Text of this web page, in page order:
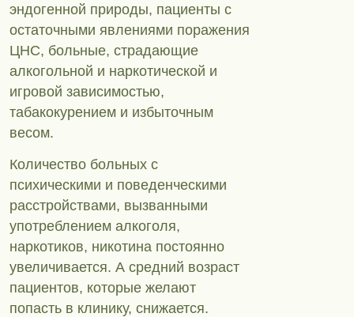
эндогенной природы, пациенты с
остаточными явлениями поражения
ЦНС, больные, страдающие
алкогольной и наркотической и
игровой зависимостью,
табакокурением и избыточным
весом.
Количество больных с
психическими и поведенческими
расстройствами, вызванными
употреблением алкоголя,
наркотиков, никотина постоянно
увеличивается. А средний возраст
пациентов, которые желают
попасть в клинику, снижается.